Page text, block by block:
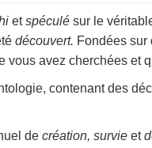
etspéculé sur le
découvert. Fondées sur
vous avez cherchées et
contenant des
de création, survie et